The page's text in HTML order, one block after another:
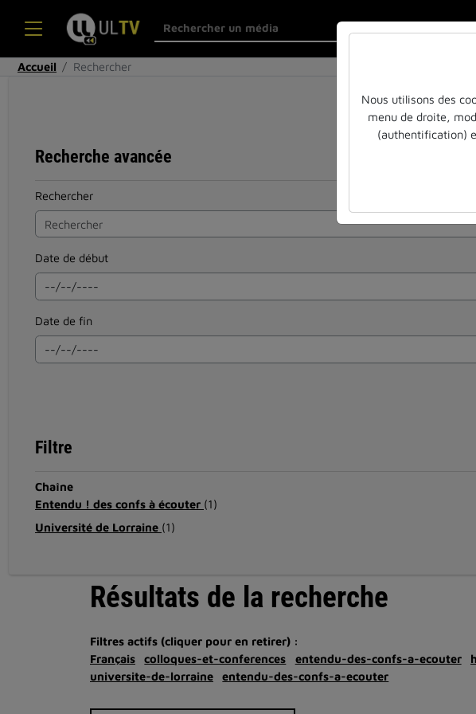
Accueil Rechercher
Recherche avancée
Rechercher
Date de début
Date de fin
Filtre
Chaîne
Entendu ! des confs à écouter (1)
Université de Lorraine (1)
Résultats de la recherche
Filtres actifs (cliquer pour en retirer) :
Français
colloques-et-conferences entendu-des-confs-a-ecouter
universite-de-lorraine
entendu-des-confs-a-ecouter
Nous utilisons des
menu de droite,
(authentification)